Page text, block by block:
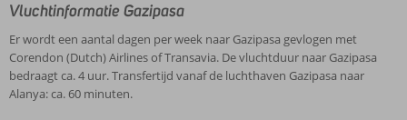
Vluchtinformatie Gazipasa
Er wordt een aantal dagen per week naar Gazipasa gevlogen met
Corendon (Dutch) Airlines of Transavia. De vluchtduur naar Gazipasa
bedraagt ca. 4 uur. Transfertijd vanaf de luchthaven Gazipasa naar
Alanya: ca. 60 minuten.